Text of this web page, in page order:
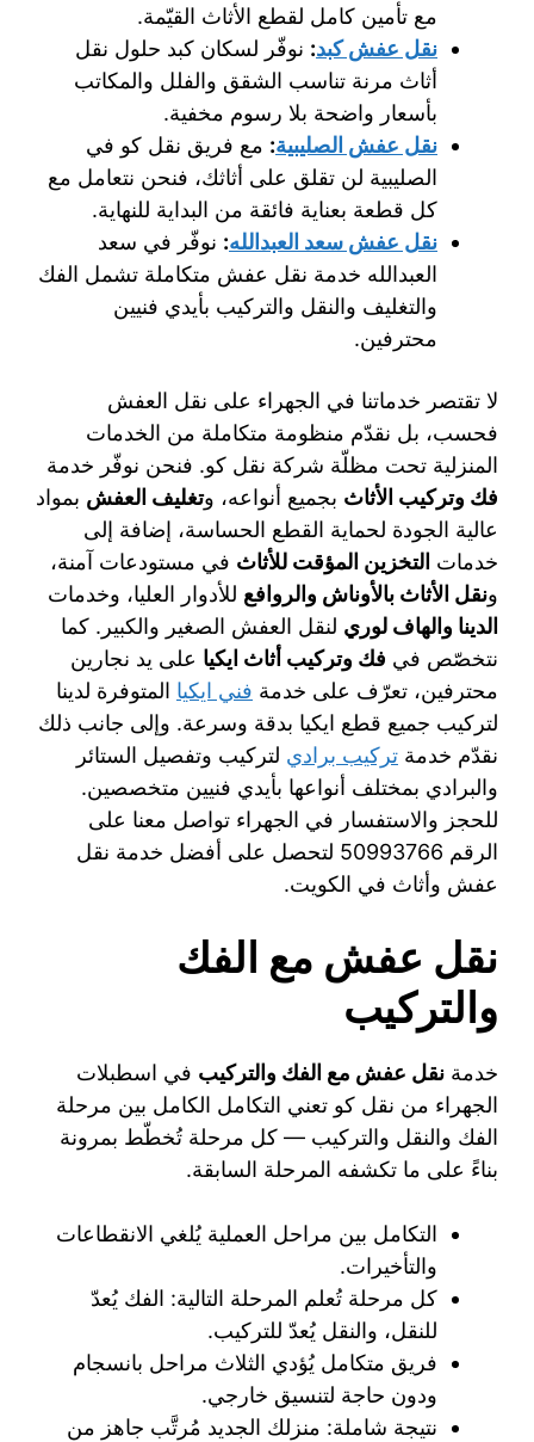
مع تأمين كامل لقطع الأثاث القيّمة.
نقل عفش كبد: نوفّر لسكان كبد حلول نقل
أثاث مرنة تناسب الشقق والفلل والمكاتب
بأسعار واضحة بلا رسوم مخفية.
نقل عفش الصليبية: مع فريق نقل كو في
الصليبية لن تقلق على أثاثك، فنحن نتعامل مع
كل قطعة بعناية فائقة من البداية للنهاية.
نقل عفش سعد العبدالله: نوفّر في سعد
العبدالله خدمة نقل عفش متكاملة تشمل الفك
والتغليف والنقل والتركيب بأيدي فنيين
محترفين.
لا تقتصر خدماتنا في الجهراء على نقل العفش
فحسب، بل نقدّم منظومة متكاملة من الخدمات
المنزلية تحت مظلّة شركة نقل كو. فنحن نوفّر خدمة
فك وتركيب الأثاث بجميع أنواعه، وتغليف العفش بمواد
عالية الجودة لحماية القطع الحساسة، إضافة إلى
خدمات التخزين المؤقت للأثاث في مستودعات آمنة،
ونقل الأثاث بالأوناش والروافع للأدوار العليا، وخدمات
الدينا والهاف لوري لنقل العفش الصغير والكبير. كما
نتخصّص في فك وتركيب أثاث ايكيا على يد نجارين
محترفين، تعرّف على خدمة فني ايكيا المتوفرة لدينا
لتركيب جميع قطع ايكيا بدقة وسرعة. وإلى جانب ذلك
نقدّم خدمة تركيب برادي لتركيب وتفصيل الستائر
والبرادي بمختلف أنواعها بأيدي فنيين متخصصين.
للحجز والاستفسار في الجهراء تواصل معنا على
الرقم 50993766 لتحصل على أفضل خدمة نقل
عفش وأثاث في الكويت.
نقل عفش مع الفك
والتركيب
خدمة نقل عفش مع الفك والتركيب في اسطبلات
الجهراء من نقل كو تعني التكامل الكامل بين مرحلة
الفك والنقل والتركيب — كل مرحلة تُخطّط بمرونة
بناءً على ما تكشفه المرحلة السابقة.
التكامل بين مراحل العملية يُلغي الانقطاعات
والتأخيرات.
كل مرحلة تُعلم المرحلة التالية: الفك يُعدّ
للنقل، والنقل يُعدّ للتركيب.
فريق متكامل يُؤدي الثلاث مراحل بانسجام
ودون حاجة لتنسيق خارجي.
نتيجة شاملة: منزلك الجديد مُرتَّب جاهز من